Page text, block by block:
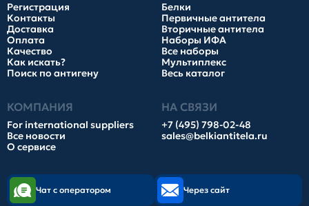
Регистрация
Контакты
Доставка
Оплата
Качество
Как искать?
Поиск по антигену
Белки
Первичные антитела
Вторичные антитела
Наборы ИФА
Все наборы
Мультиплекс
Весь каталог
КОМПАНИЯ
For international suppliers
Все новости
О сервисе
НА СВЯЗИ
+7 (495) 798-02-48
sales@belkiantitela.ru
Чат с оператором Через сайт